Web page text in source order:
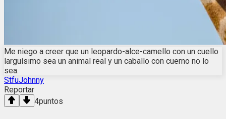
Me niego a creer que un leopardo-alce-camello con un cuello
larguísimo sea un animal real y un caballo con cuerno no lo
sea.
StfuJohnny
Reportar
4puntos